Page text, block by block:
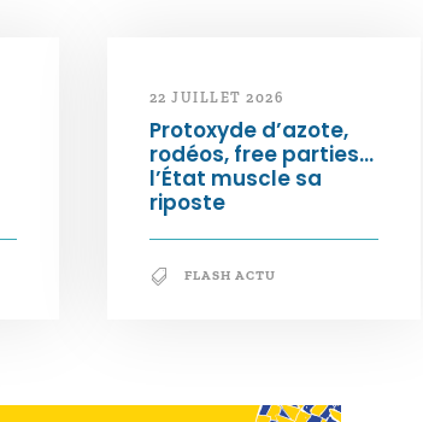
22 JUILLET 2026
Protoxyde d’azote,
rodéos, free parties…
l’État muscle sa
riposte
FLASH ACTU